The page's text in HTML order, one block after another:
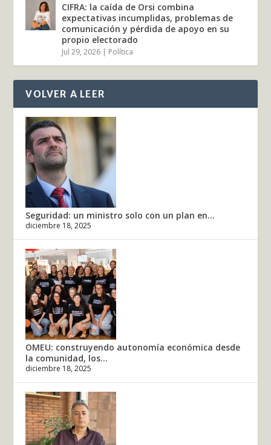
CIFRA: la caída de Orsi combina
expectativas incumplidas, problemas de
comunicación y pérdida de apoyo en su
propio electorado
Jul 29, 2026 | Política
VOLVER A LEER
Seguridad: un ministro solo con un plan en...
diciembre 18, 2025
OMEU: construyendo autonomía económica desde
la comunidad, los...
diciembre 18, 2025